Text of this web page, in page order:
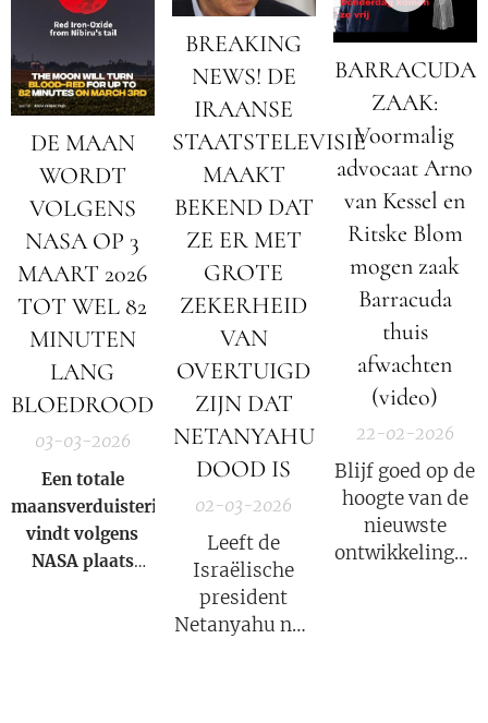
DE MAAN
WORDT
VOLGENS
NASA OP 3
MAART 2026
TOT WEL 82
MINUTEN
LANG
BLOEDROOD
03-03-2026
Een totale
maansverduistering
vindt volgens
NASA plaats
BREAKING
NEWS! DE
IRAANSE
STAATSTELEVISIE
MAAKT
BEKEND DAT
ZE ER MET
GROTE
ZEKERHEID
VAN
OVERTUIGD
ZIJN DAT
NETANYAHU
DOOD IS
02-03-2026
Leeft de
Israëlische
president
Netanyahu nog
BARRACUDA
ZAAK:
Voormalig
advocaat Arno
van Kessel en
Ritske Blom
mogen zaak
Barracuda
thuis
afwachten
(video)
22-02-2026
Blijf goed op de
hoogte van de
nieuwste
ontwikkelingen